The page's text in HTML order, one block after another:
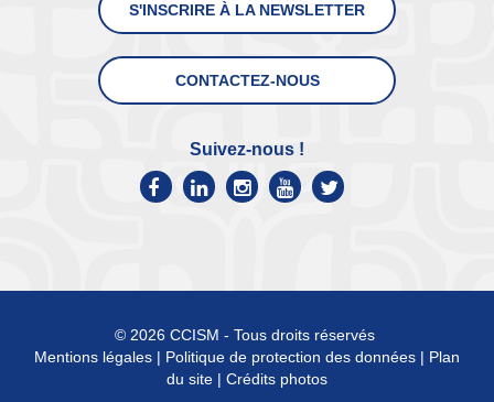
S'INSCRIRE À LA NEWSLETTER
CONTACTEZ-NOUS
Suivez-nous !
© 2026 CCISM - Tous droits réservés
Mentions légales | Politique de protection des données | Plan
du site | Crédits photos